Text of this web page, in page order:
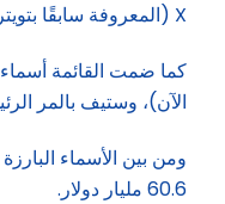
X (المعروفة سابقًا بتويتر).
الآن)، وستيف بالمر
60.6 مليار دولار.